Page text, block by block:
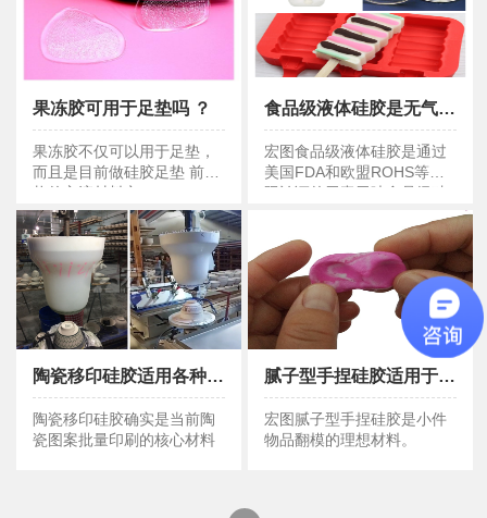
果冻胶可用于足垫吗 ？
果冻胶可用于足垫吗 ？
果冻胶不仅可以用于足垫，
而且是目前做硅胶足垫 前掌
垫的主流材料之一
食品级液体硅胶是无气味的吗 ？
食品级液体硅胶是无气味的吗 ？
宏图食品级液体硅胶是通过
美国FDA和欧盟ROHS等国
际认证的无毒无味食品级硅
陶瓷移印硅胶适用各种陶瓷用具移印图案吗？
陶瓷移印硅胶适用各种陶瓷用具移印图案吗？
陶瓷移印硅胶确实是当前陶
瓷图案批量印刷的核心材料
腻子型手捏硅胶适用于小件物品翻模吗 ？
腻子型手捏硅胶适用于小件物品翻模吗 ？
宏图腻子型手捏硅胶是小件
物品翻模的理想材料。